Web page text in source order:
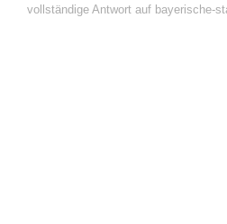
vollständige Antwort auf bayerische-